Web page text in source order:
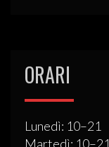
ORARI
Lunedì: 10–21
Martedì: 10–21